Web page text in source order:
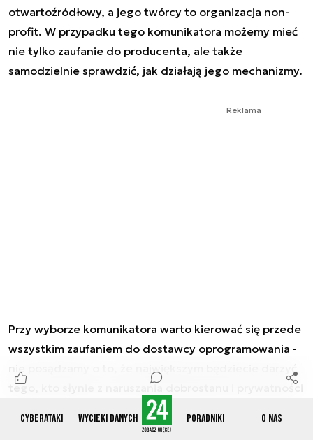
Cyberataki Wycieki danych Poradniki O nas
otwartoźródłowy, a jego twórcy to organizacja non-
profit. W przypadku tego komunikatora możemy mieć
nie tylko zaufanie do producenta, ale także
samodzielnie sprawdzić, jak działają jego mechanizmy.
Reklama
Przy wyborze komunikatora warto kierować się przede
wszystkim zaufaniem do dostawcy oprogramowania -
tego, kto słynie z naruszania dobrostanu i prywatności